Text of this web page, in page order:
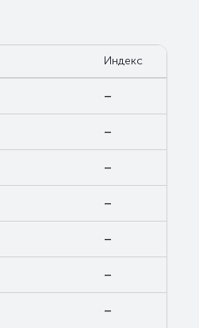
Индекс
–
–
–
–
–
–
–